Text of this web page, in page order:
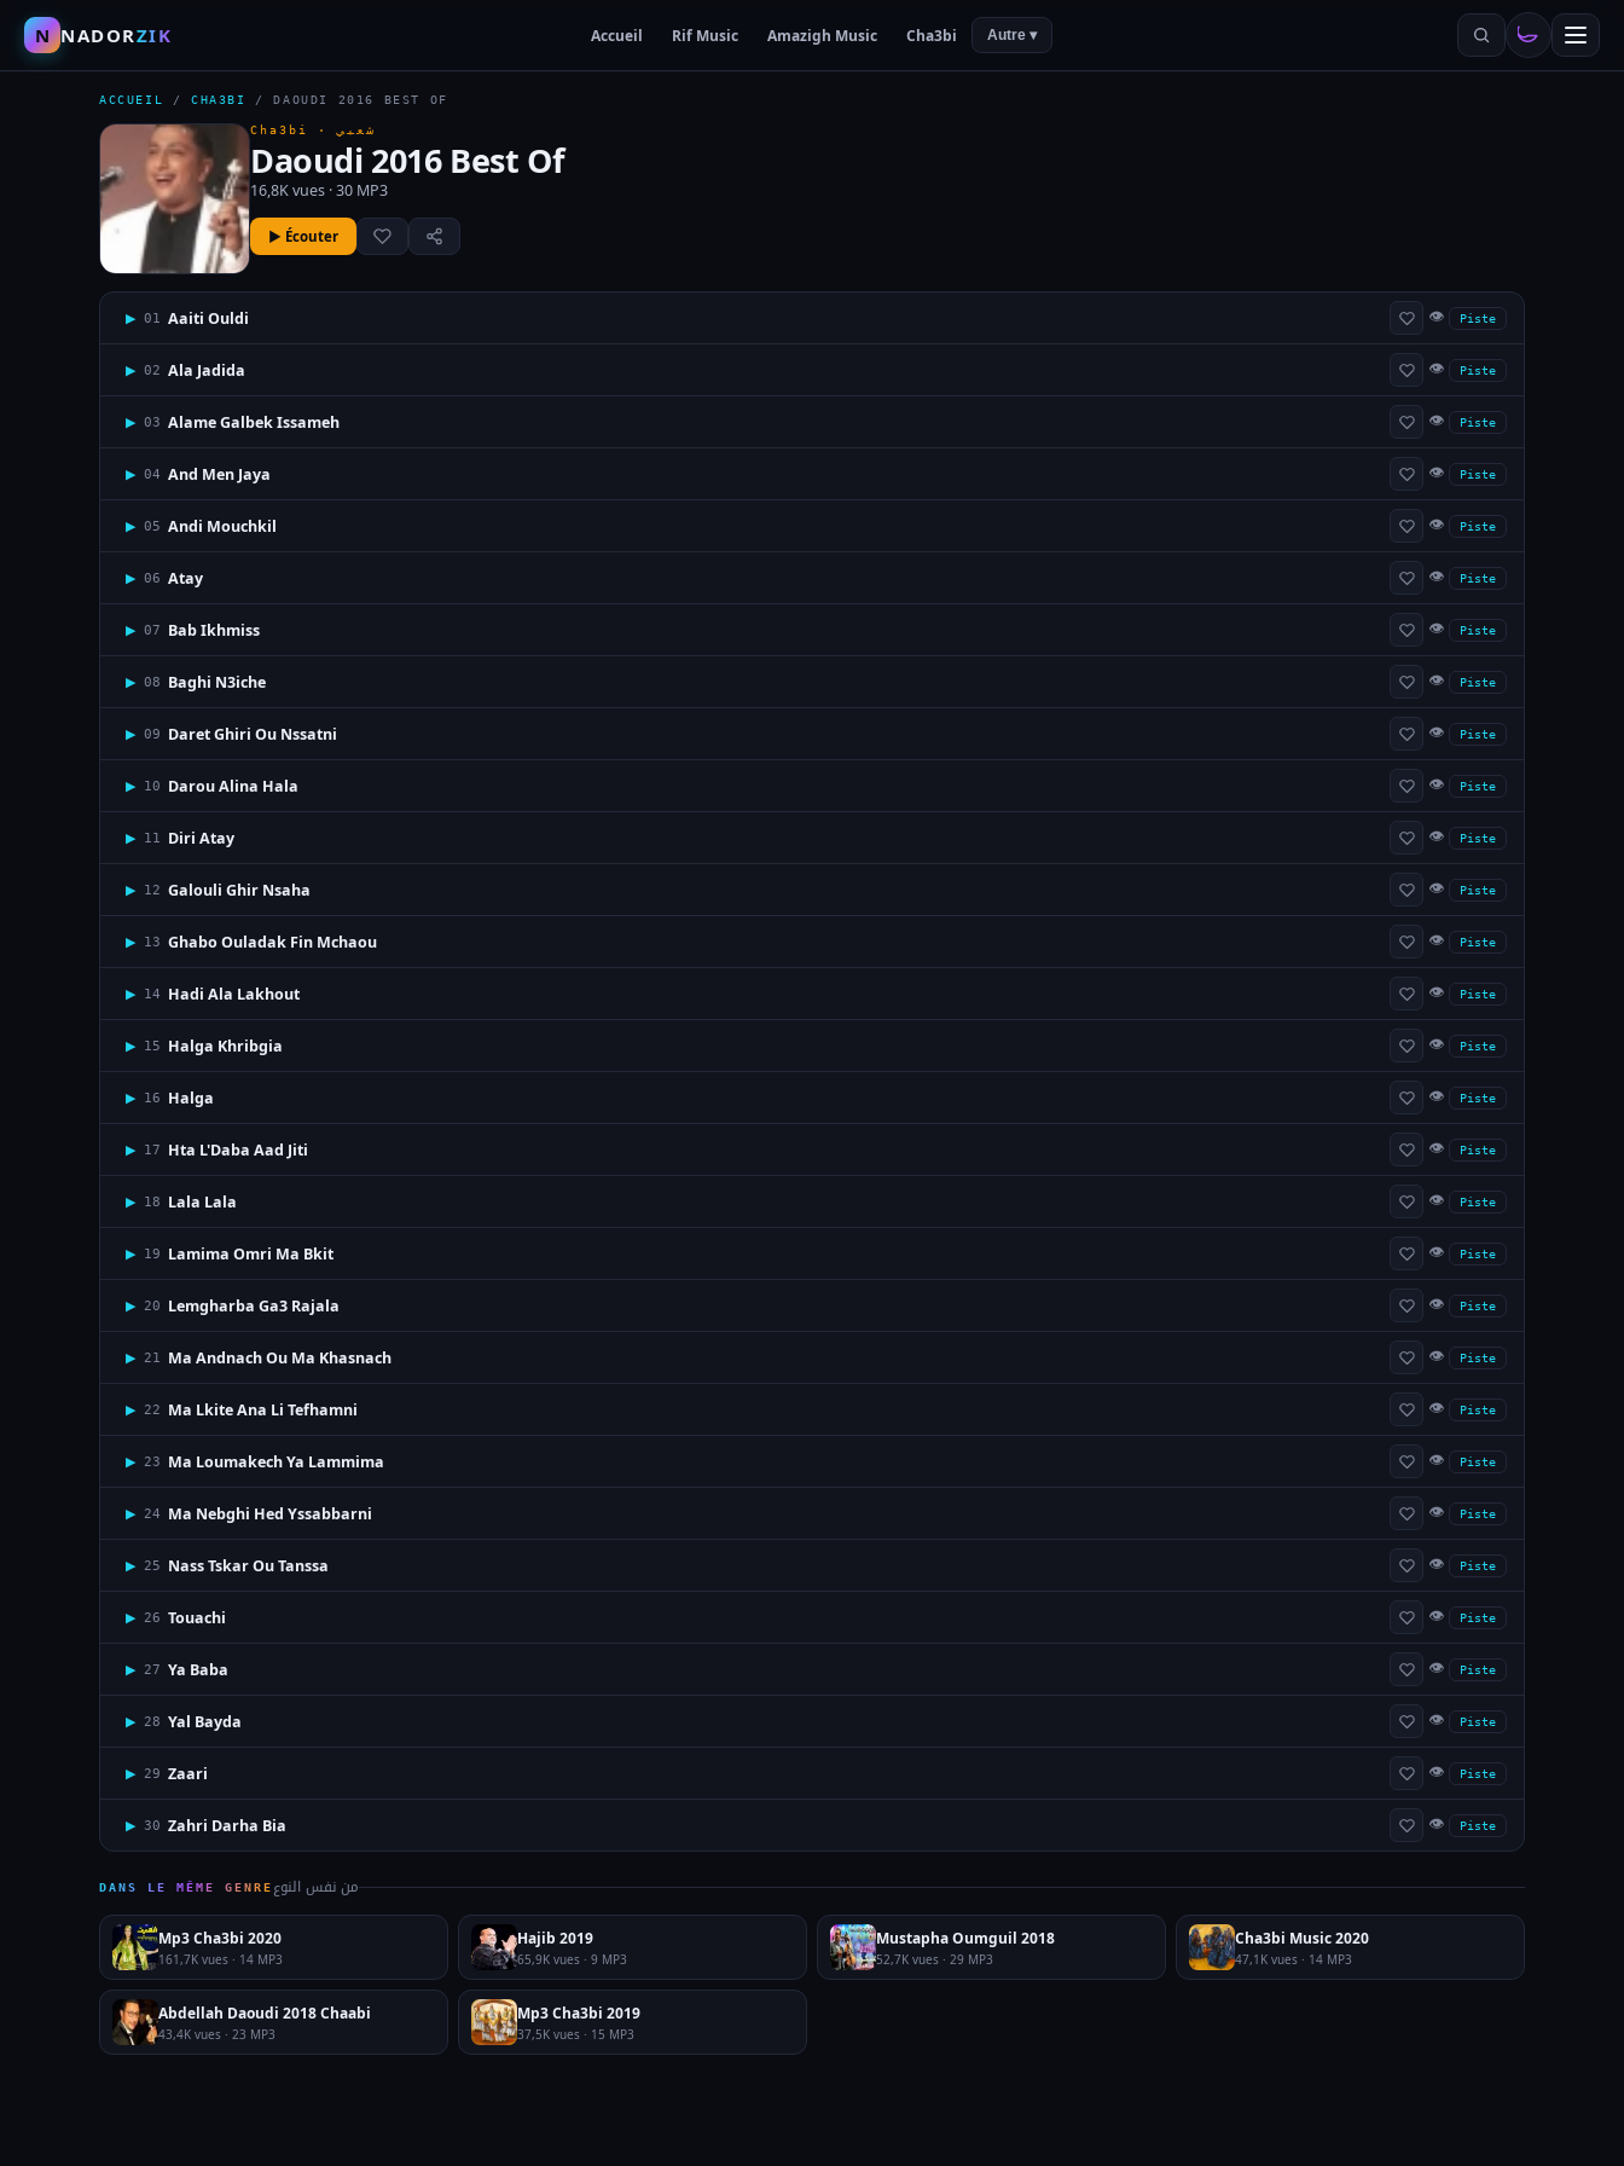
N NADORZIK Accueil Rif Music Amazigh Music Cha3bi Autre ▾
ACCUEIL /CHA3BI /DAOUDI 2016 BEST OF
Cha3bi · شعبي
Daoudi 2016 Best Of
16,8K vues · 30 MP3
▶ Écouter
▶ 01 Aaiti Ouldi 👁 Piste
▶ 02 Ala Jadida 👁 Piste
▶ 03 Alame Galbek Issameh 👁 Piste
▶ 04 And Men Jaya 👁 Piste
▶ 05 Andi Mouchkil 👁 Piste
▶ 06 Atay 👁 Piste
▶ 07 Bab Ikhmiss 👁 Piste
▶ 08 Baghi N3iche 👁 Piste
▶ 09 Daret Ghiri Ou Nssatni 👁 Piste
▶ 10 Darou Alina Hala 👁 Piste
▶ 11 Diri Atay 👁 Piste
▶ 12 Galouli Ghir Nsaha 👁 Piste
▶ 13 Ghabo Ouladak Fin Mchaou 👁 Piste
▶ 14 Hadi Ala Lakhout 👁 Piste
▶ 15 Halga Khribgia 👁 Piste
▶ 16 Halga 👁 Piste
▶ 17 Hta L'Daba Aad Jiti 👁 Piste
▶ 18 Lala Lala 👁 Piste
▶ 19 Lamima Omri Ma Bkit 👁 Piste
▶ 20 Lemgharba Ga3 Rajala 👁 Piste
▶ 21 Ma Andnach Ou Ma Khasnach 👁 Piste
▶ 22 Ma Lkite Ana Li Tefhamni 👁 Piste
▶ 23 Ma Loumakech Ya Lammima 👁 Piste
▶ 24 Ma Nebghi Hed Yssabbarni 👁 Piste
▶ 25 Nass Tskar Ou Tanssa 👁 Piste
▶ 26 Touachi 👁 Piste
▶ 27 Ya Baba 👁 Piste
▶ 28 Yal Bayda 👁 Piste
▶ 29 Zaari 👁 Piste
▶ 30 Zahri Darha Bia 👁 Piste
DANS LE MÊME GENRE من نفس النوع
Mp3 Cha3bi 2020
161,7K vues · 14 MP3
Hajib 2019
65,9K vues · 9 MP3
Mustapha Oumguil 2018
52,7K vues · 29 MP3
Cha3bi Music 2020
47,1K vues · 14 MP3
Abdellah Daoudi 2018 Chaabi
43,4K vues · 23 MP3
Mp3 Cha3bi 2019
37,5K vues · 15 MP3